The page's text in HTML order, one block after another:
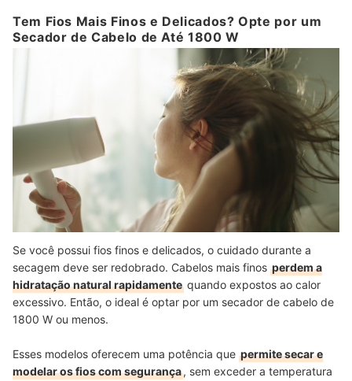
Tem Fios Mais Finos e Delicados? Opte por um
Secador de Cabelo de Até 1800 W
Se você possui fios finos e delicados, o cuidado durante a
secagem deve ser redobrado. Cabelos mais finos perdem a
hidratação natural rapidamente quando expostos ao calor
excessivo. Então, o ideal é optar por um secador de cabelo de
1800 W ou menos.
Esses modelos oferecem uma potência que permite secar e
modelar os fios com segurança, sem exceder a temperatura